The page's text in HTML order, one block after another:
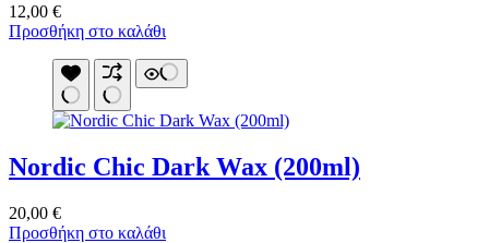
12,00 €
Προσθήκη στο καλάθι
Nordic Chic Dark Wax (200ml)
20,00 €
Προσθήκη στο καλάθι